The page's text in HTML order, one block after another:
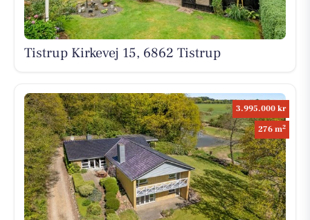
Tistrup Kirkevej 15, 6862 Tistrup
3.995.000 kr
276 m2